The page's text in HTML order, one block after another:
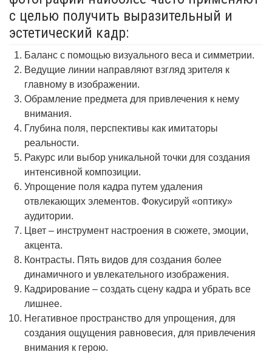
с целью получить выразительный и
эстетический кадр:
Баланс с помощью визуального веса и симметрии.
Ведущие линии направляют взгляд зрителя к
главному в изображении.
Обрамление предмета для привлечения к нему
внимания.
Глубина поля, перспективы как имитаторы
реальности.
Ракурс или выбор уникальной точки для создания
интенсивной композиции.
Упрощение поля кадра путем удаления
отвлекающих элементов. Фокусируй «оптику»
аудитории.
Цвет – инструмент настроения в сюжете, эмоции,
акцента.
Контрасты. Пять видов для создания более
динамичного и увлекательного изображения.
Кадрирование – создать сцену кадра и убрать все
лишнее.
Негативное пространство для упрощения, для
создания ощущения равновесия, для привлечения
внимания к герою.